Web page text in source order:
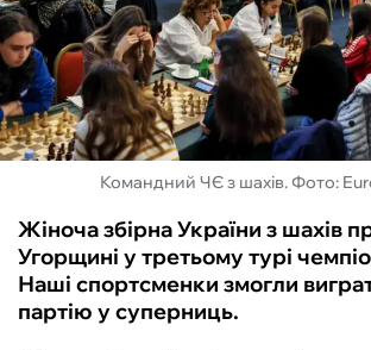
ІНШІ
БУКМЕКЕРИ
Командний ЧЄ з шахів. Фото:
Жіноча збірна України з шахів
Угорщині у третьому турі
Наші спортсменки змогли
партію у суперниць.